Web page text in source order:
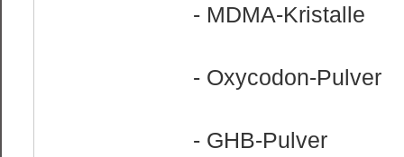
- MDMA-Kristalle
- Oxycodon-Pulver
- GHB-Pulver